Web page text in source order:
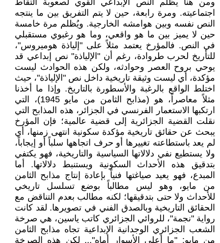
ومن هنا يظلم النص الإبداعي القوي لصعوبة التقاط
اجتماعيته. ومرة رابعة، حين لا يتم التفريق بين ما ينتجه
النص نفسه وبين هوامشه الخارجية. ويُظلم مرة خامسة
حين لا يميز بين ما هو واقعي، وما هو رغبوي مستقبلي
في النص. فالمؤرخ يعتمد مثلاً على "إلياذة هوميروس"،
للتأريخ لحرب طروادة، رغم أن "الإلياذة" نص إبداعي قد
يوحي بروح العصر وحوادثه، ولكن هذه الحوادث ليست
مؤكدة، أي ليست وثيقة تاريخية داخل نص "الإلياذة"، حيث
اختلط الواقع بالرغبة والأسطورة بالتاريخ. وإذا ما أخذنا
مثلاً معاصراً، هو (مذابح الثامن من مايو 1945)، التي
ارتكبها الاستعمار الفرنسي في الجزائر، هذه المذابح التي
نقلت القضية الجزائرية إلى قضية عالمية؛ فإن المؤرخ
يبحث عن حقائق تاريخية مؤكدة سكونية انتهى زمنها، أي
لم يعد باستطاعته تغييرها أو حرف اتجاهها سلباً أو إيجاباً،
ولا يستطيع نفي دلالاتها السياسية والتاريخية، فهو يكتفي
بتدقيق هذه الأحداث السكونية ويستنبط دلالاتها. أما
المبدع، فهو يعيد صياغتها فنياً بإعادة إنتاج مذابح الثامن
من مايو، وهو ليس مطالباً بوضع تسلسل تاريخي
للأحداث ولا حتى بتدقيقها؛ لكنه مطالب بعدم التناقض مع
الحقائق التاريخية وبالصدق الفني في تصويرها. لقد كانت
رواية "نجمة"، للروائي الجزائري كاتب ياسين، هي صرخة
الشعب الجزائري الوجدانية الإبداعية تجاه مذابح الثامن
من مايو: "ما أعلى الأسوار أماه"... لكن هذه الصرخة